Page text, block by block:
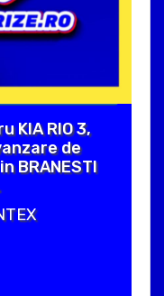
KIA RIO 3,
de
BRANESTI